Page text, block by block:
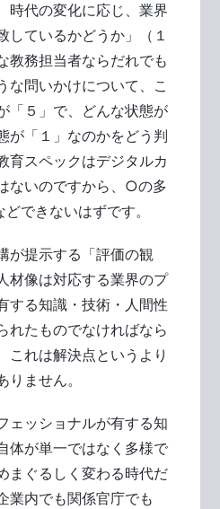
時代の変化に応じ、業界
しているかどうか」（１
教務担当者ならだれでも
な問いかけについて、こ
「５」で、どんな状態が
が「１」なのかをどう判
育スペックはデジタルカ
ないのですから、○の多
できないはずです。
が提示する「評価の観
材像は対応する業界のプ
する知識・技術・人間性
れたものでなければなら
これは解決点というより
りません。
ェッショナルが有する知
体が単一ではなく多様で
まぐるしく変わる時代だ
業内でも関係官庁でも